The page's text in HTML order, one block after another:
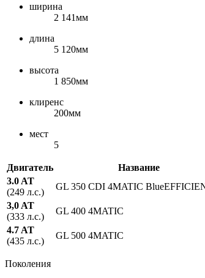
ширина
2 141мм
длина
5 120мм
высота
1 850мм
клиренс
200мм
мест
5
Двигатель Название
3.0 AT
(249 л.с.)
GL 350 CDI 4MATIC
3,0 AT
(333 л.с.)
GL 400 4MATIC
4.7 AT
(435 л.с.)
GL 500 4MATIC
Поколения